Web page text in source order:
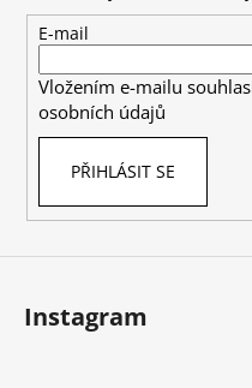
E-mail
Vložením e-mailu
osobních údajů
PŘIHLÁSIT SE
Instagram